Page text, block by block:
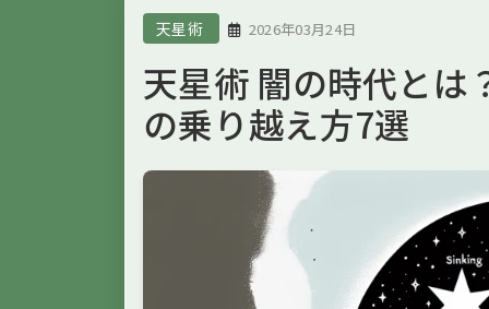
天星術 2026年03月24日
天星術 闇の時代とは
の乗り越え方7選